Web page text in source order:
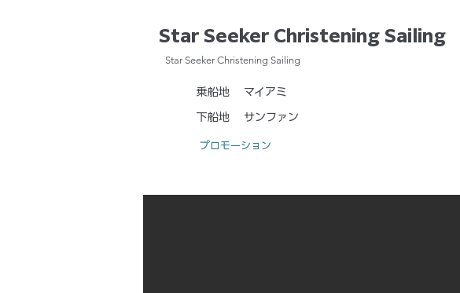
Star Seeker Christening Sailing
Star Seeker Christening Sailing
乗船地 マイアミ
下船地 サンファン
プロモーション